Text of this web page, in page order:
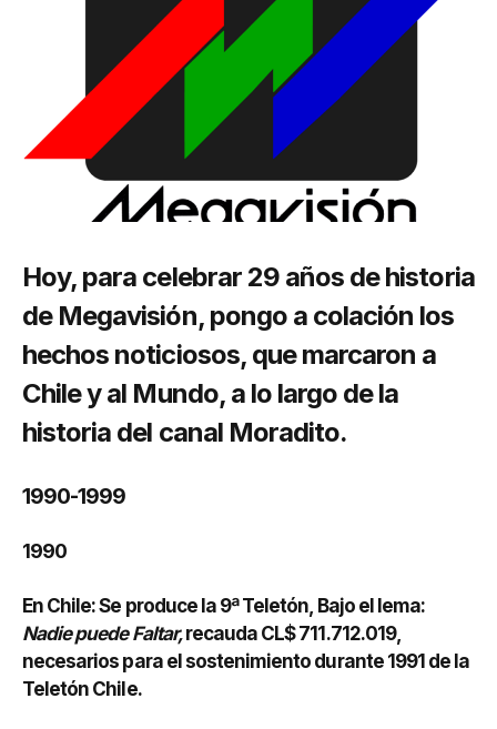
Hoy, para celebrar 29 años de historia
de Megavisión, pongo a colación los
hechos noticiosos, que marcaron a
Chile y al Mundo, a lo largo de la
historia del canal Moradito.
1990-1999
1990
En Chile: Se produce la 9ª Teletón, Bajo el lema:
Nadie puede Faltar,recauda CL$ 711.712.019,
necesarios para el sostenimiento durante 1991 de la
Teletón Chile.